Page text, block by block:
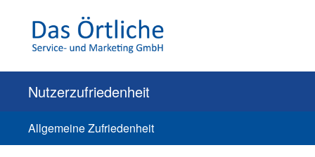
Nutzerzufriedenheit
Allgemeine Zufriedenheit